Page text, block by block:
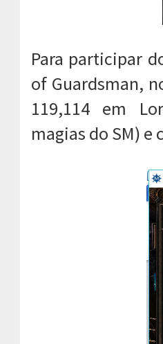
Para participar
of Guardsman,
119,114 em
magias do SM)